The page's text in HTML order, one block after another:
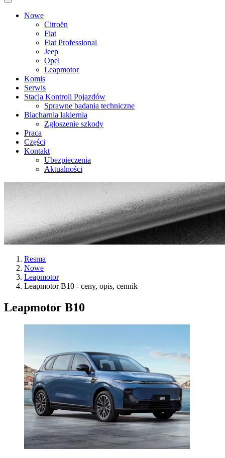
Nowe
Citroën
Fiat
Fiat Professional
Jeep
Opel
Leapmotor
Komis
Serwis
Stacja Kontroli Pojazdów
Sprawne badania techniczne
Blacharnia lakiernia
Zgłoszenie szkody
Praca
Części
Kontakt
Ubezpieczenia
Aktualności
Resma
Nowe
Leapmotor
Leapmotor B10 - ceny, opis, cennik
Leapmotor B10